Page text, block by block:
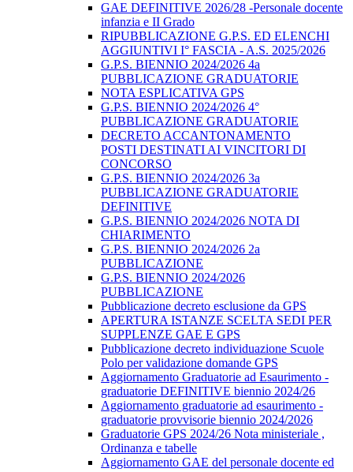
GAE DEFINITIVE 2026/28 -Personale docente
infanzia e II Grado
RIPUBBLICAZIONE G.P.S. ED ELENCHI
AGGIUNTIVI I° FASCIA - A.S. 2025/2026
G.P.S. BIENNIO 2024/2026 4a
PUBBLICAZIONE GRADUATORIE
NOTA ESPLICATIVA GPS
G.P.S. BIENNIO 2024/2026 4°
PUBBLICAZIONE GRADUATORIE
DECRETO ACCANTONAMENTO
POSTI DESTINATI AI VINCITORI DI
CONCORSO
G.P.S. BIENNIO 2024/2026 3a
PUBBLICAZIONE GRADUATORIE
DEFINITIVE
G.P.S. BIENNIO 2024/2026 NOTA DI
CHIARIMENTO
G.P.S. BIENNIO 2024/2026 2a
PUBBLICAZIONE
G.P.S. BIENNIO 2024/2026
PUBBLICAZIONE
Pubblicazione decreto esclusione da GPS
APERTURA ISTANZE SCELTA SEDI PER
SUPPLENZE GAE E GPS
Pubblicazione decreto individuazione Scuole
Polo per validazione domande GPS
Aggiornamento Graduatorie ad Esaurimento -
graduatorie DEFINITIVE biennio 2024/26
Aggiornamento graduatorie ad esaurimento -
graduatorie provvisorie biennio 2024/2026
Graduatorie GPS 2024/26 Nota ministeriale ,
Ordinanza e tabelle
Aggiornamento GAE del personale docente ed